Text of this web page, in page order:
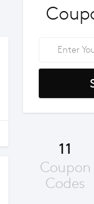
11
Coupon
Codes